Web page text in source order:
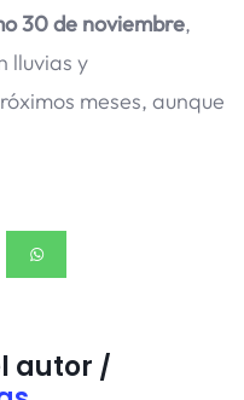
30 de noviembre,
lluvias y
meses, aunque
autor /